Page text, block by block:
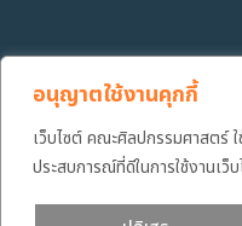
อนุญาตใช้งานคุกกี้
เว็บไซต์ คณะศิลปกรรมศาสตร์
ประสบการณ์ที่ดีในการใช้งานเว็
Copyright ©️ 2022 คณะศิลป